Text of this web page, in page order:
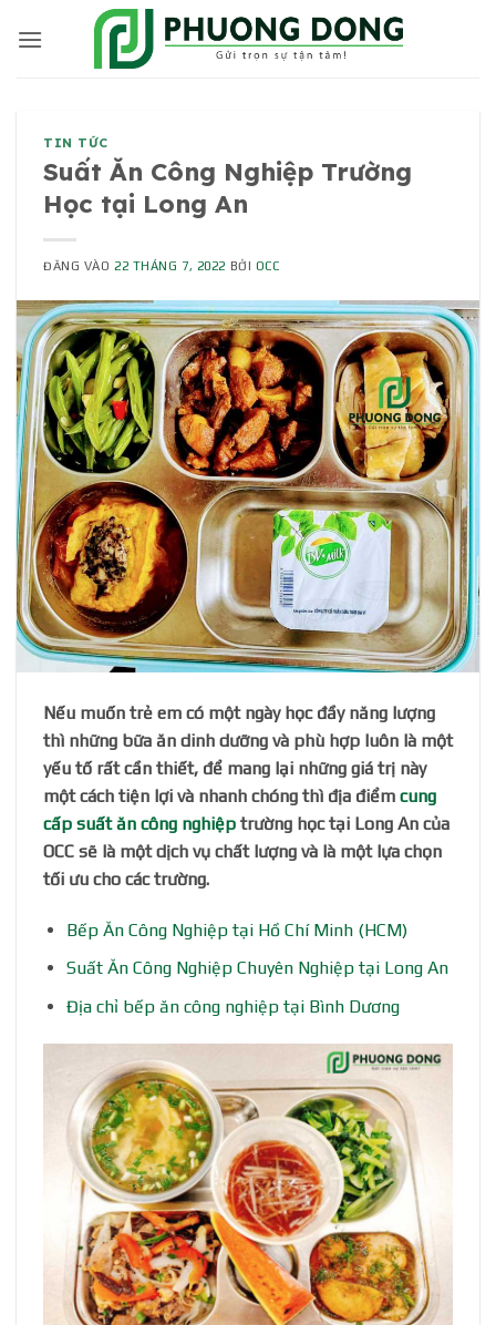
qua
TIN TỨC
Suất Ăn Công Nghiệp Trường
Học tại Long An
ĐĂNG VÀO 22 THÁNG 7, 2022 BỞI OCC
Nếu muốn trẻ em có một ngày học đầy năng lượng
thì những bữa ăn dinh dưỡng và phù hợp luôn là một
yếu tố rất cần thiết, để mang lại những giá trị này
một cách tiện lợi và nhanh chóng thì địa điểm cung
cấp suất ăn công nghiệp trường học tại Long An của
OCC sẽ là một dịch vụ chất lượng và là một lựa chọn
tối ưu cho các trường.
Bếp Ăn Công Nghiệp tại Hồ Chí Minh (HCM)
Suất Ăn Công Nghiệp Chuyên Nghiệp tại Long An
Địa chỉ bếp ăn công nghiệp tại Bình Dương